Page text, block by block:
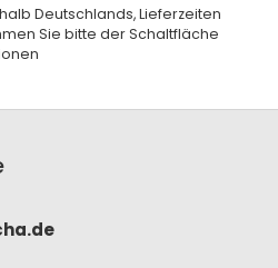
Deutschlands, Lieferzeiten
Sie bitte der Schaltfläche